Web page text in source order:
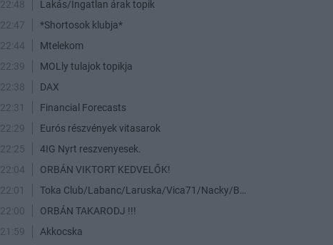
22:48
Lakás/Ingatlan árak topik
22:47
*Shortosok klubja*
22:44
Mtelekom
22:39
MOLly tulajok topikja
22:38
DAX
22:31
Financial Forecasts
22:29
Eurós részvények vitasarok
22:25
4IG Nyrt reszvenyesek.
22:04
ORBÁN VIKTORT KEDVELŐK!
22:01
22:00
ORBÁN TAKARODJ !!!
21:59
Akkocska